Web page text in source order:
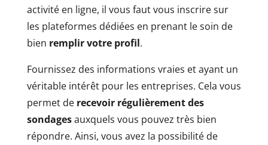
activité en ligne, il vous faut vous inscrire sur
les plateformes dédiées en prenant le soin de
bien remplir votre profil.
Fournissez des informations vraies et ayant un
véritable intérêt pour les entreprises. Cela vous
permet derecevoir régulièrement des
sondagesauxquels vous pouvez très bien
répondre. Ainsi, vous avez la possibilité de